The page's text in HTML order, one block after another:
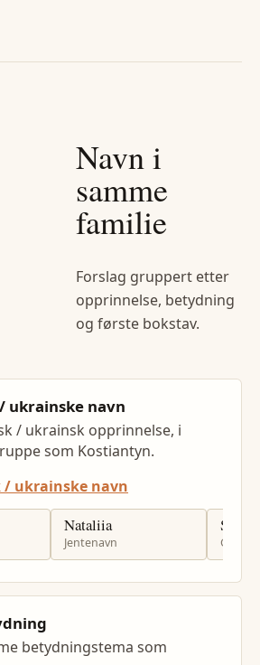
Navn i
samme
familie
Forslag gruppert etter
opprinnelse, betydning
og første bokstav.
ukrainske navn
/ ukrainsk opprinnelse, i
som Kostiantyn.
/ ukrainske navn
Nataliia
Jentenavn
Serhii
betydningstema som